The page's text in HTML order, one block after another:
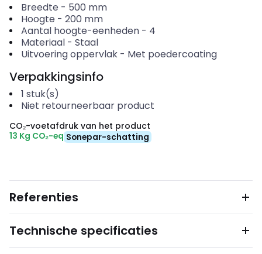
Breedte - 500 mm
Hoogte - 200 mm
Aantal hoogte-eenheden- 4
Materiaal- Staal
Uitvoering oppervlak- Met poedercoating
Verpakkingsinfo
1 stuk(s)
Niet retourneerbaar product
CO₂-voetafdruk van het product
13 Kg CO₂-eq Sonepar-schatting
Referenties
Technische specificaties